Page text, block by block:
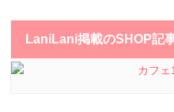
LaniLani掲載のSHOP記
カフ